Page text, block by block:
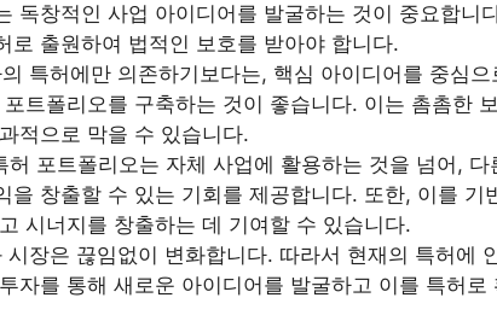
독창적인 사업 아이디어를 발굴하는 것이 중요합니
로 출원하여 법적인 보호를 받아야 합니다.
특허에만 의존하기보다는, 핵심 아이디어를 중심으
트폴리오를 구축하는 것이 좋습니다. 이는 촘촘한
적으로 막을 수 있습니다.
포트폴리오는 자체 사업에 활용하는 것을 넘어, 다
을 창출할 수 있는 기회를 제공합니다. 또한, 이를 기
시너지를 창출하는 데 기여할 수 있습니다.
장은 끊임없이 변화합니다. 따라서 현재의 특허에
자를 통해 새로운 아이디어를 발굴하고 이를 특허로